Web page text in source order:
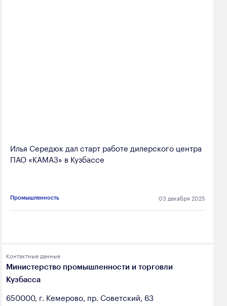
Илья Середюк дал старт работе дилерского центра
ПАО «КАМАЗ» в Кузбассе
Промышленность 03 декабря 2025
Контактные данные
Министерство промышленности и торговли
Кузбасса
650000, г. Кемерово, пр. Советский, 63